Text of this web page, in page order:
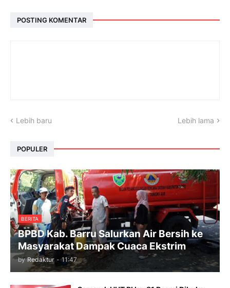
POSTING KOMENTAR
Lebih baru Lebih lama
POPULER
BERITA
BPBD Kab. Barru Salurkan Air Bersih ke
Masyarakat Dampak Cuaca Ekstrim
by Redaktur - 11:47